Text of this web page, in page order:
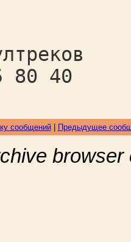
80 40
сообщений| Предыдущее